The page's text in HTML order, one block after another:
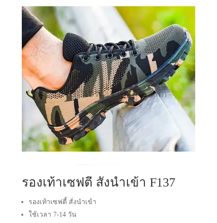
รองเท้าเซฟตี้ สั่งนำเข้า F137
รองเท้าเซฟตี้ สั่งนำเข้า
ใช้เวลา 7-14 วัน